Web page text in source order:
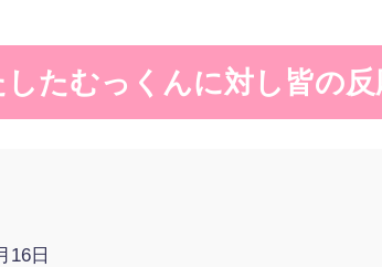
したむっくんに対し皆の
16日